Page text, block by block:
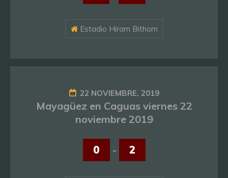
Estadio Hiram Bithorn
22 NOVIEMBRE, 2019
Mayagüez en Caguas viernes 22
noviembre 2019
0 - 2